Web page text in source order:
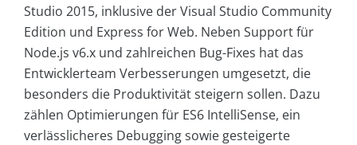
Studio 2015, inklusive der Visual Studio Community
Edition und Express for Web. Neben Support für
Node.js v6.x und zahlreichen Bug-Fixes hat das
Entwicklerteam Verbesserungen umgesetzt, die
besonders die Produktivität steigern sollen. Dazu
zählen Optimierungen für ES6 IntelliSense, ein
verlässlicheres Debugging sowie gesteigerte